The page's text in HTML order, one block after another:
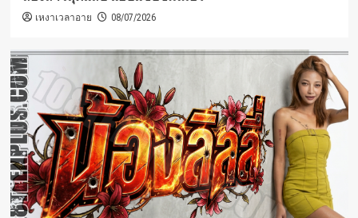
เหงาเวลาอาย 08/07/2026